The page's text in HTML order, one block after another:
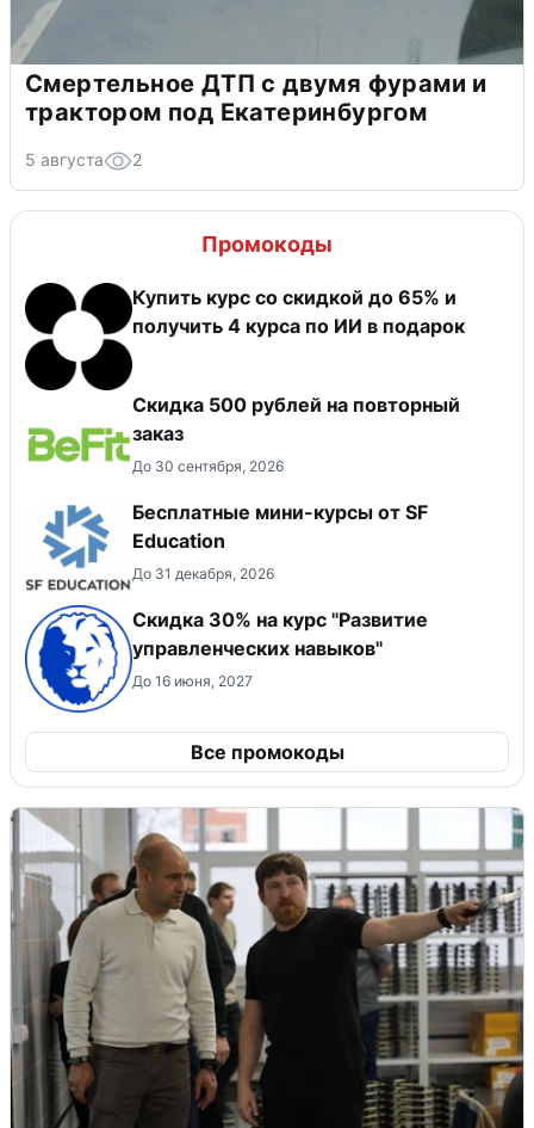
Смертельное ДТП с двумя фурами и
трактором под Екатеринбургом
5 августа 2
Промокоды
Купить курс со скидкой до 65% и
получить 4 курса по ИИ в подарок
Скидка 500 рублей на повторный
заказ
До 30 сентября, 2026
Бесплатные мини-курсы от SF
Education
До 31 декабря, 2026
Скидка 30% на курс "Развитие
управленческих навыков"
До 16 июня, 2027
Все промокоды